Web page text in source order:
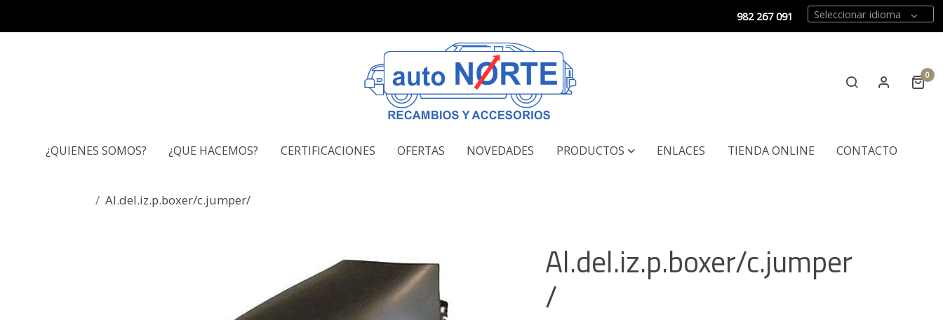
982 267 091 Seleccionar idioma
0
¿QUIENES SOMOS? ¿QUE HACEMOS? CERTIFICACIONES OFERTAS NOVEDADES PRODUCTOS ENLACES TIENDA ONLINE CONTACTO
Al.del.iz.p.boxer/c.jumper/
Al.del.iz.p.boxer/c.jumper
/